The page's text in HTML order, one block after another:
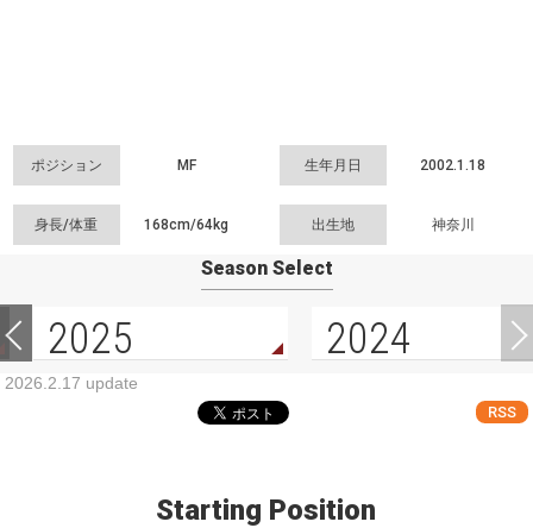
ポジション MF 生年月日 2002.1.18
身長/体重 168cm/64kg 出生地 神奈川
Season Select
2025 2024
2026.2.17 update
RSS
Starting Position